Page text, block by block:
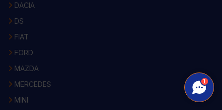
DACIA
DS
FIAT
FORD
MAZDA
MERCEDES
MINI
1